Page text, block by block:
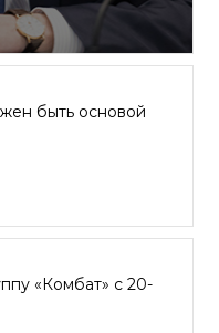
быть основой
«Комбат» с 20-